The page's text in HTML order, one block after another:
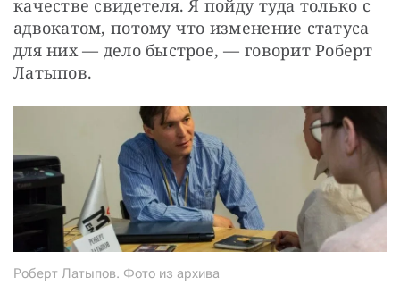
качестве свидетеля. Я пойду туда только с
адвокатом, потому что изменение статуса
для них — дело быстрое, — говорит Роберт
Латыпов.
Роберт Латыпов. Фото из архива